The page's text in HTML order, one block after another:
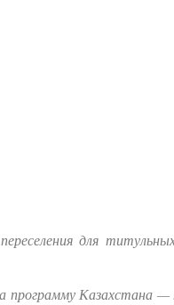
для
программу Казахстана